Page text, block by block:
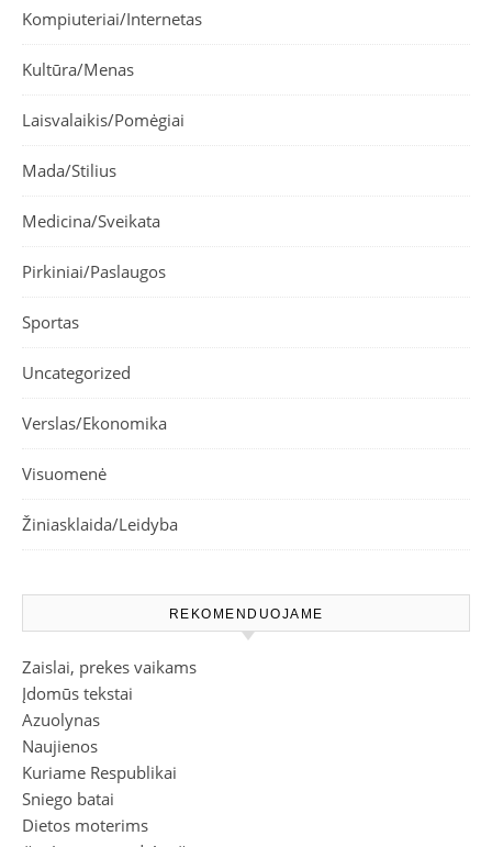
Kompiuteriai/Internetas
Kultūra/Menas
Laisvalaikis/Pomėgiai
Mada/Stilius
Medicina/Sveikata
Pirkiniai/Paslaugos
Sportas
Uncategorized
Verslas/Ekonomika
Visuomenė
Žiniasklaida/Leidyba
REKOMENDUOJAME
Zaislai, prekes vaikams
Įdomūs tekstai
Azuolynas
Naujienos
Kuriame Respublikai
Sniego batai
Dietos moterims